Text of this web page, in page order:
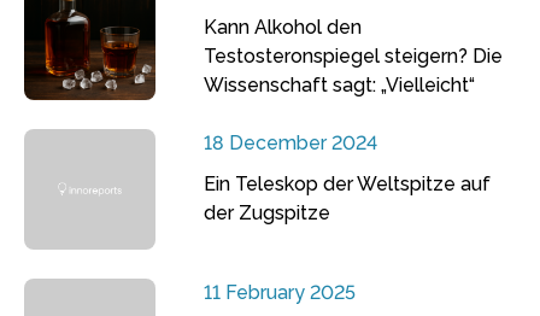
Kann Alkohol den
Testosteronspiegel steigern? Die
Wissenschaft sagt: „Vielleicht“
18 December 2024
Ein Teleskop der Weltspitze auf
der Zugspitze
11 February 2025